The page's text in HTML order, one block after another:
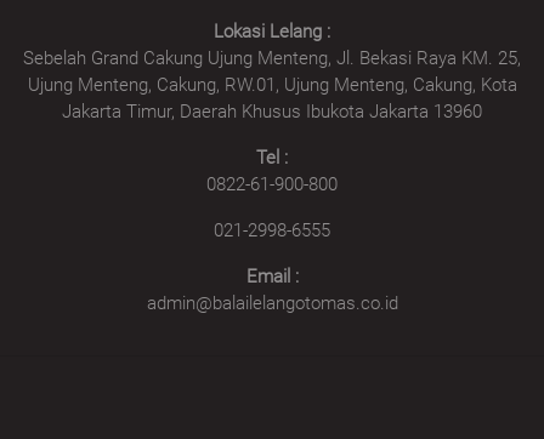
Lokasi Lelang :
Sebelah Grand Cakung Ujung Menteng, Jl. Bekasi Raya KM. 25,
Ujung Menteng, Cakung, RW.01, Ujung Menteng, Cakung, Kota
Jakarta Timur, Daerah Khusus Ibukota Jakarta 13960
Tel :
0822-61-900-800
021-2998-6555
Email :
admin@balailelangotomas.co.id